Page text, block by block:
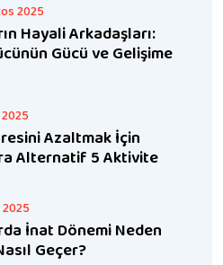
2025
Hayali Arkadaşları:
Gücü ve Gelişime
2025
Azaltmak İçin
Alternatif 5 Aktivite
2025
İnat Dönemi Neden
Geçer?